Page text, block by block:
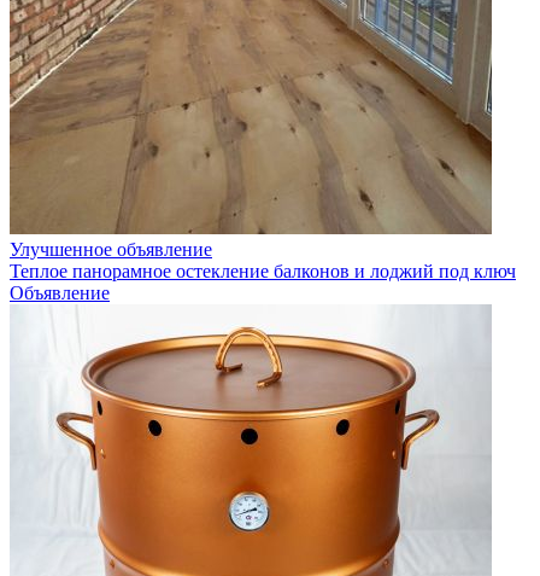
Улучшенное объявление
Теплое панорамное остекление балконов и лоджий под ключ
Объявление